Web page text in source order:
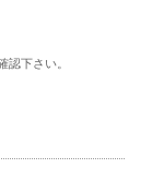
下さい。